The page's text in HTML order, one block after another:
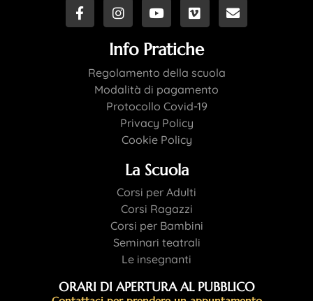
Info Pratiche
Regolamento della scuola
Modalità di pagamento
Protocollo Covid-19
Privacy Policy
Cookie Policy
La Scuola
Corsi per Adulti
Corsi Ragazzi
Corsi per Bambini
Seminari teatrali
Le insegnanti
ORARI DI APERTURA AL PUBBLICO